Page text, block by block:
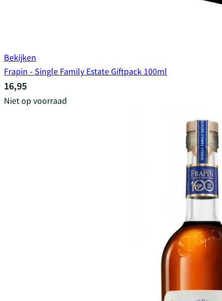
Bekijken
Frapin - Single Family Estate Giftpack 100ml
16,95
Niet op voorraad